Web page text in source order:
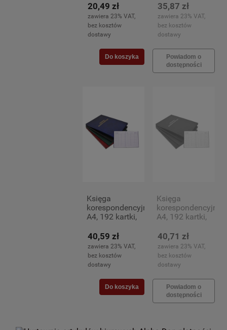
20,49 zł
zawiera 23% VAT,
bez kosztów
dostawy
Do koszyka
35,87 zł
zawiera 23% VAT,
bez kosztów
dostawy
Powiadom o
dostępności
Księga
korespondencyjna
A4, 192 kartki,
40,59 zł
zawiera 23% VAT,
bez kosztów
dostawy
Do koszyka
Księga
korespondencyjna
A4, 192 kartki,
40,71 zł
zawiera 23% VAT,
bez kosztów
dostawy
Powiadom o
dostępności